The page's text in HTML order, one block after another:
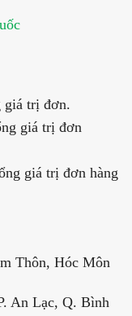
giá trị đơn.
giá trị đơn
giá trị đơn hàng
Thôn, Hóc Môn
An Lạc, Q. Bình